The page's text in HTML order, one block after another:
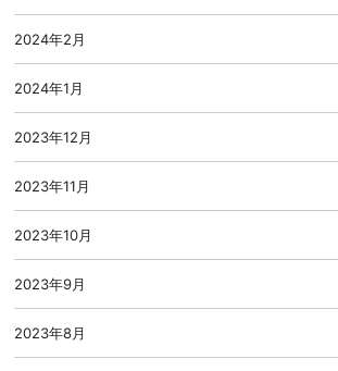
2024年2月
2024年1月
2023年12月
2023年11月
2023年10月
2023年9月
2023年8月